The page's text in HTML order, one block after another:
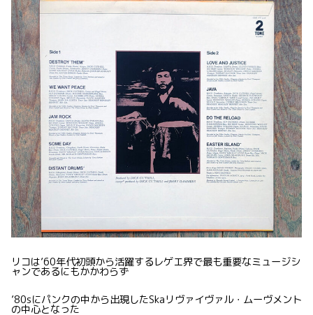
リコは’60年代初頭から活躍するレゲエ界で最も重要なミュージシ
ャンであるにもかかわらず
’80sにパンクの中から出現したSkaリヴァイヴァル・ムーヴメント
の中心となった